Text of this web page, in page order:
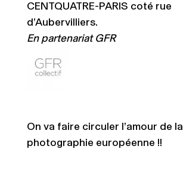
CENTQUATRE-PARIS coté rue
d’Aubervilliers.
En partenariat GFR
On va faire circuler l’amour de la
photographie européenne !!